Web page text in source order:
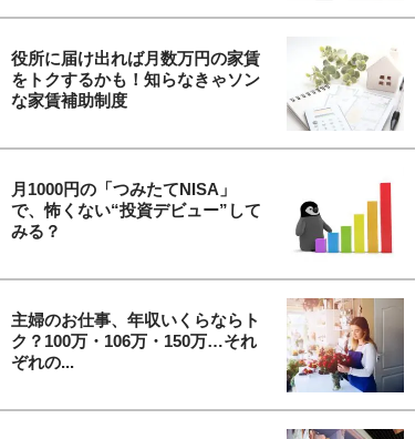
役所に届け出れば月数万円の家賃
をトクするかも！知らなきゃソン
な家賃補助制度
月1000円の「つみたてNISA」
で、怖くない“投資デビュー”して
みる？
主婦のお仕事、年収いくらならト
ク？100万・106万・150万…それ
ぞれの...